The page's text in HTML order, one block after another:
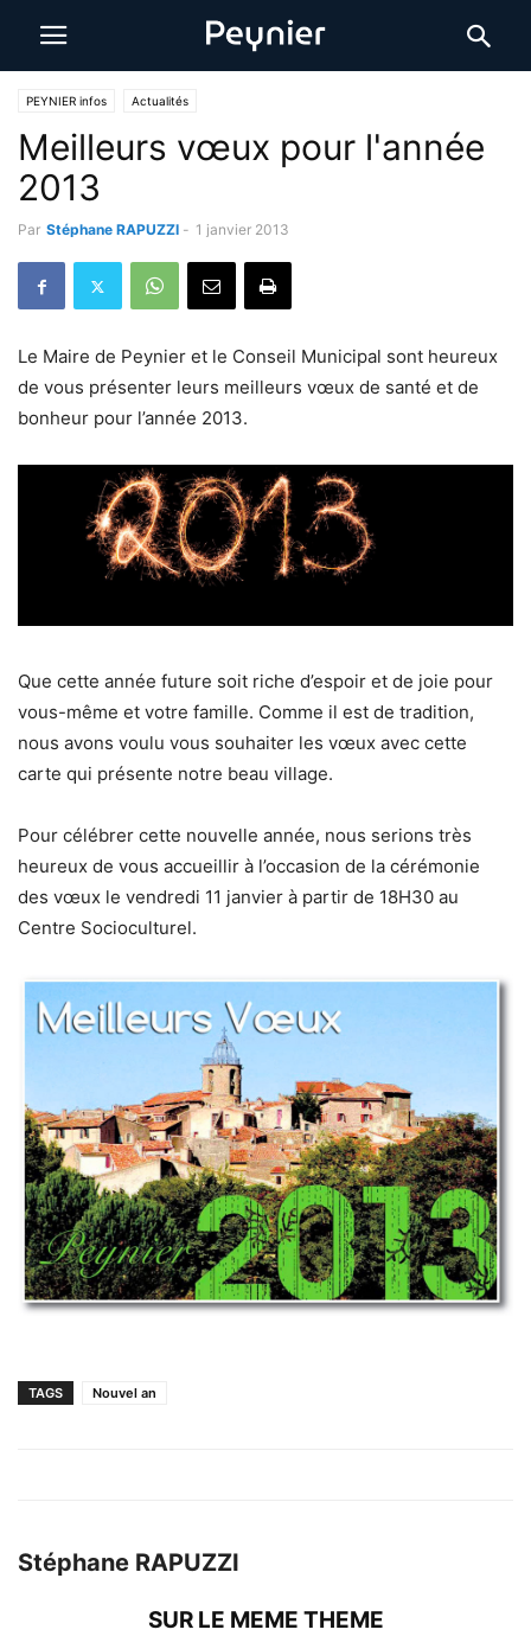
PEYNIER infos Actualités
Meilleurs vœux pour l'année
2013
Par Stéphane RAPUZZI - 1 janvier 2013
Le Maire de Peynier et le Conseil Municipal sont heureux
de vous présenter leurs meilleurs vœux de santé et de
bonheur pour l’année 2013.
Que cette année future soit riche d’espoir et de joie pour
vous-même et votre famille. Comme il est de tradition,
nous avons voulu vous souhaiter les vœux avec cette
carte qui présente notre beau village.
Pour célébrer cette nouvelle année, nous serions très
heureux de vous accueillir à l’occasion de la cérémonie
des vœux le vendredi 11 janvier à partir de 18H30 au
Centre Socioculturel.
TAGS Nouvel an
Stéphane RAPUZZI
SUR LE MEME THEME